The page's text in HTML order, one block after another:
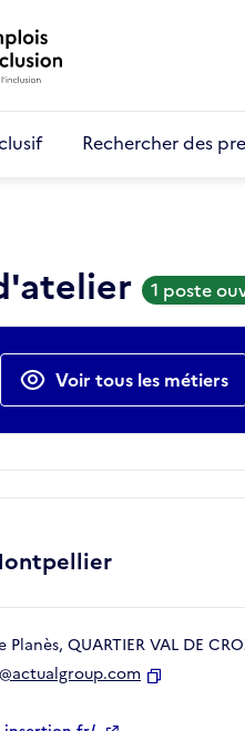
Rechercher des
1 poste
Voir tous les métiers
Planès, QUARTIER VAL DE